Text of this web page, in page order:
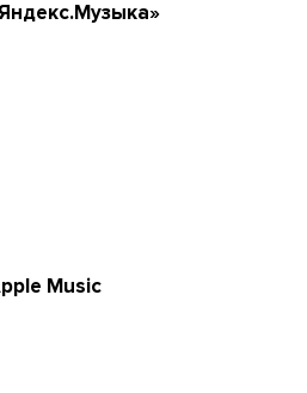
Music